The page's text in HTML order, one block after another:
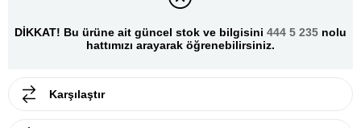
DİKKAT! Bu ürüne ait güncel stok ve bilgisini 444 5 235 nolu
hattımızı arayarak öğrenebilirsiniz.
Karşılaştır